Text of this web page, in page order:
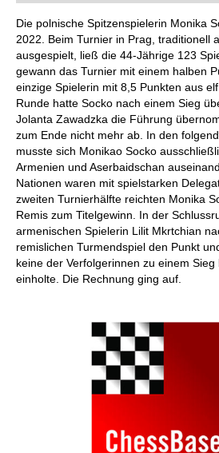
individueller als je zuvor.
Die polnische Spitzenspielerin Monika
2022. Beim Turnier in Prag, traditionell
ausgespielt, ließ die 44-Jährige 123
gewann das Turnier mit einem halben
einzige Spielerin mit 8,5 Punkten aus
Runde hatte Socko nach einem Sieg
Jolanta Zawadzka die Führung
zum Ende nicht mehr ab. In den
musste sich Monikao Socko
Armenien und Aserbaidschan
Nationen waren mit spielstarken
zweiten Turnierhälfte reichten Monika
Remis zum Titelgewinn. In der
armenischen Spielerin Lilit Mkrtchian
remislichen Turmendspiel den Punkt
keine der Verfolgerinnen zu einem
einholte. Die Rechnung ging auf.